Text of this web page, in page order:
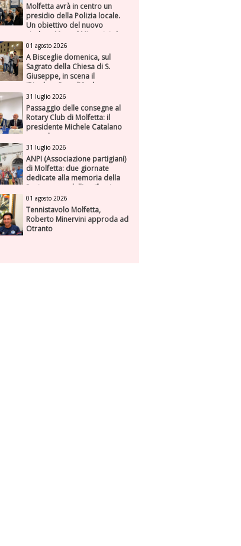
Molfetta avrà in centro un
presidio della Polizia locale.
Un obiettivo del nuovo
sindaco Manuel Minervini che
diviene realtà, con la speranza
di maggiore efficienza e
presenza sul territorio
01 agosto 2026
A Bisceglie domenica, sul
Sagrato della Chiesa di S.
Giuseppe, in scena il
“Rigoletto” con l’Orchestra
Sinfonica Federiciana
31 luglio 2026
Passaggio delle consegne al
Rotary Club di Molfetta: il
presidente Michele Catalano
succede a se stesso
31 luglio 2026
ANPI (Associazione partigiani)
di Molfetta: due giornate
dedicate alla memoria della
Resistenza e dell'antifascismo
01 agosto 2026
Tennistavolo Molfetta,
Roberto Minervini approda ad
Otranto